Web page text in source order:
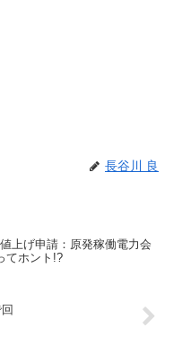
長谷川 良
上げ申請：原発稼働電力会
てホント!?